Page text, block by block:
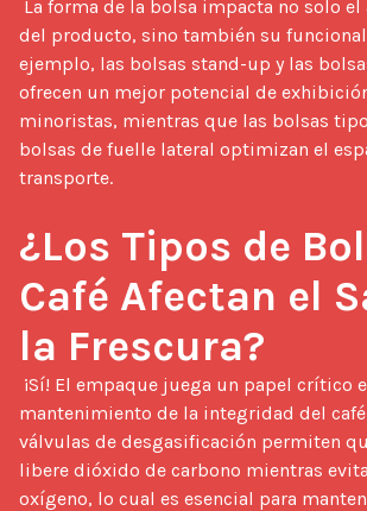
del producto, sino también su
ejemplo, las bolsas stand-up y las
ofrecen un mejor potencial de
minoristas, mientras que las bolsas
bolsas de fuelle lateral optimizan el
transporte.
¿Los Tipos de
Café Afectan el
la Frescura?
mantenimiento de la integridad del
válvulas de desgasificación permiten
libere dióxido de carbono mientras
oxígeno, lo cual es esencial para